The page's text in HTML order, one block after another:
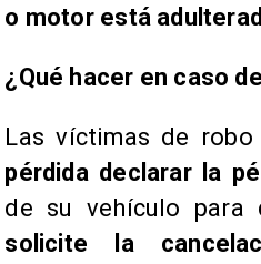
o motor está
¿Qué hacer en caso
Las víctimas de robo
pérdida declarar la
de su vehículo para
solicite la